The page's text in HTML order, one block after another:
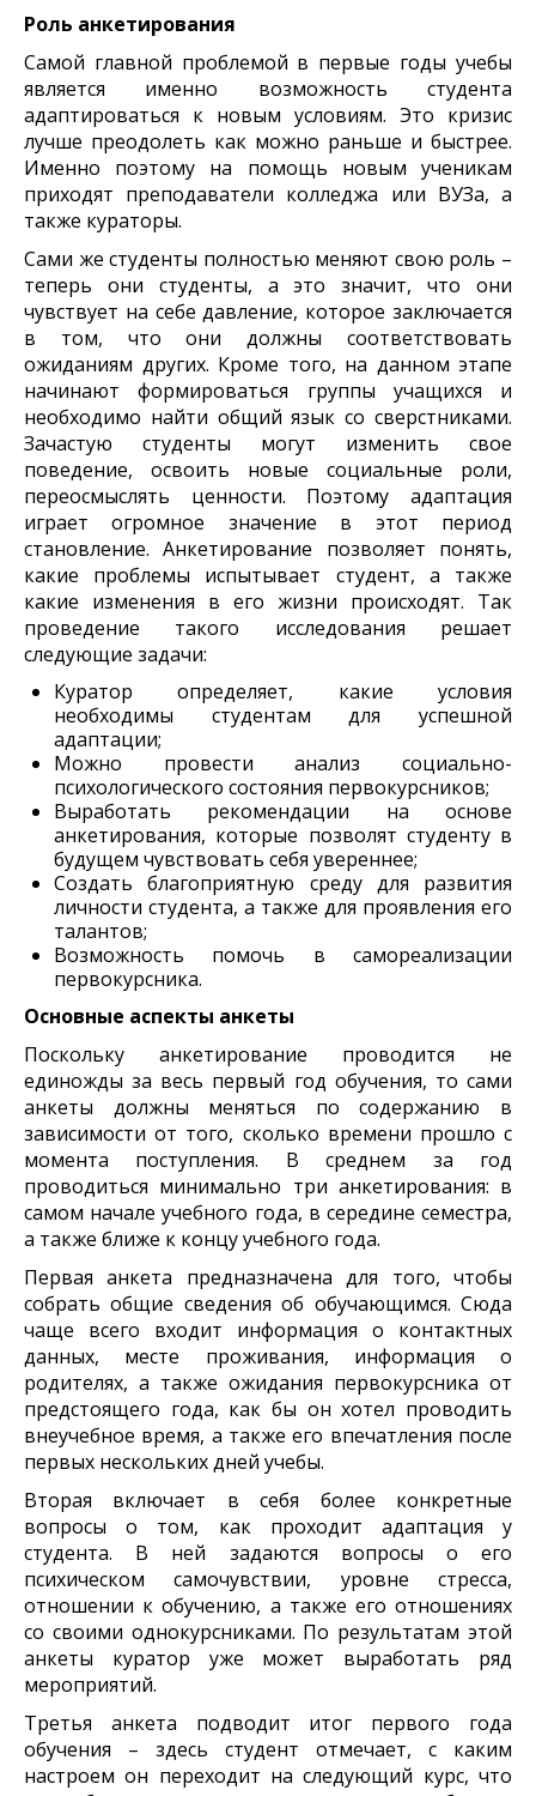
Роль анкетирования
Самой главной проблемой в первые годы учебы
является именно возможность студента
адаптироваться к новым условиям. Это кризис
лучше преодолеть как можно раньше и быстрее.
Именно поэтому на помощь новым ученикам
приходят преподаватели колледжа или ВУЗа, а
также кураторы.
Сами же студенты полностью меняют свою роль –
теперь они студенты, а это значит, что они
чувствует на себе давление, которое заключается
в том, что они должны соответствовать
ожиданиям других. Кроме того, на данном этапе
начинают формироваться группы учащихся и
необходимо найти общий язык со сверстниками.
Зачастую студенты могут изменить свое
поведение, освоить новые социальные роли,
переосмыслять ценности. Поэтому адаптация
играет огромное значение в этот период
становление. Анкетирование позволяет понять,
какие проблемы испытывает студент, а также
какие изменения в его жизни происходят. Так
проведение такого исследования решает
следующие задачи:
Куратор определяет, какие условия
необходимы студентам для успешной
адаптации;
Можно провести анализ социально-
психологического состояния первокурсников;
Выработать рекомендации на основе
анкетирования, которые позволят студенту в
будущем чувствовать себя увереннее;
Создать благоприятную среду для развития
личности студента, а также для проявления его
талантов;
Возможность помочь в самореализации
первокурсника.
Основные аспекты анкеты
Поскольку анкетирование проводится не
единожды за весь первый год обучения, то сами
анкеты должны меняться по содержанию в
зависимости от того, сколько времени прошло с
момента поступления. В среднем за год
проводиться минимально три анкетирования: в
самом начале учебного года, в середине семестра,
а также ближе к концу учебного года.
Первая анкета предназначена для того, чтобы
собрать общие сведения об обучающимся. Сюда
чаще всего входит информация о контактных
данных, месте проживания, информация о
родителях, а также ожидания первокурсника от
предстоящего года, как бы он хотел проводить
внеучебное время, а также его впечатления после
первых нескольких дней учебы.
Вторая включает в себя более конкретные
вопросы о том, как проходит адаптация у
студента. В ней задаются вопросы о его
психическом самочувствии, уровне стресса,
отношении к обучению, а также его отношениях
со своими однокурсниками. По результатам этой
анкеты куратор уже может выработать ряд
мероприятий.
Третья анкета подводит итог первого года
обучения – здесь студент отмечает, с каким
настроем он переходит на следующий курс, что